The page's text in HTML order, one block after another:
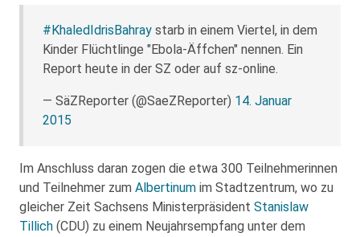
#KhaledIdrisBahray starb in einem Viertel, in dem
Kinder Flüchtlinge "Ebola-Äffchen" nennen. Ein
Report heute in der SZ oder auf sz-online.
— SäZReporter (@SaeZReporter) 14. Januar
2015
Im Anschluss daran zogen die etwa 300 Teilnehmerinnen
und Teilnehmer zum Albertinum im Stadtzentrum, wo zu
gleicher Zeit Sachsens Ministerpräsident Stanislaw
Tillich (CDU) zu einem Neujahrsempfang unter dem